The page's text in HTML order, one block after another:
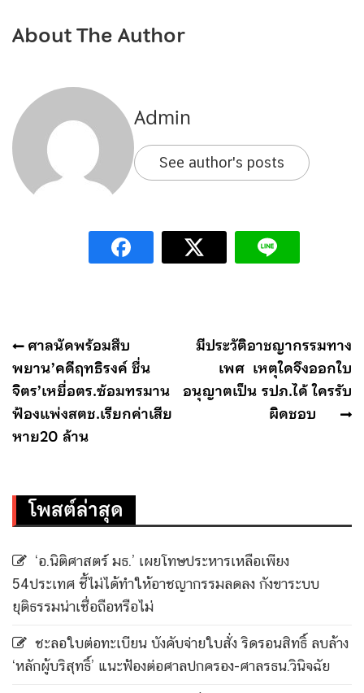
About The Author
Admin
See author's posts
แนะแนว
เรื่อง
ศาลนัดพร้อมสืบ
พยาน’คดีฤทธิรงค์ ชื่น
จิตร’เหยื่อตร.ซ้อมทรมาน
ฟ้องแพ่งสตช.เรียกค่าเสีย
หาย20 ล้าน
มีประวัติอาชญากรรมทาง
เพศ เหตุใดจึงออกใบ
อนุญาตเป็น รปภ.ได้ ใครรับ
ผิดชอบ
โพสต์ล่าสุด
‘อ.นิติศาสตร์ มธ.’ เผยโทษประหารเหลือเพียง
54ประเทศ ชี้ไม่ได้ทำให้อาชญากรรมลดลง กังขาระบบ
ยุติธรรมน่าเชื่อถือหรือไม่
ชะลอใบต่อทะเบียน บังคับจ่ายใบสั่ง ริดรอนสิทธิ์ ลบล้าง
‘หลักผู้บริสุทธิ์’ แนะฟ้องต่อศาลปกครอง-ศาลรธน.วินิจฉัย